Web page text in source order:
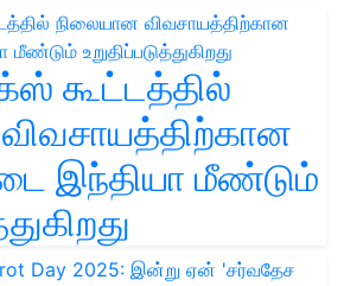
கூட்டத்தில்
இந்தியா மீண்டும்